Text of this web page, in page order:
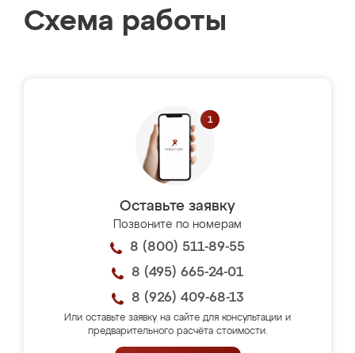
Схема работы
Оставьте заявку
Позвоните по номерам
8 (800) 511-89-55
8 (495) 665-24-01
8 (926) 409-68-13
Или оставьте заявку на сайте для консультации и
предварительного расчёта стоимости.